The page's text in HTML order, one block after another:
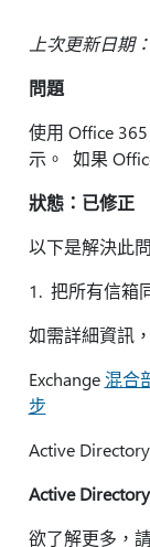
上次更新日期
問題
使用 Office
示。 如果
狀態：已修正
以下是解決此
1. 把所有信箱
如需詳細資訊
Exchange混合
步
Active
Active
欲了解更多，